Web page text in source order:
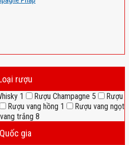
rượu
1 Rượu Champagne 5
Rượu
Rượu vang hồng 1
Rượu vang ngọt
trắng 8
Quốc gia